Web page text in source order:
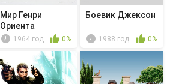
Мир Генри
Ориента
1964 год 0%
Боевик Джексон
1988 год 0%